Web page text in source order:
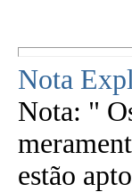
Nota
Nota: "
estão